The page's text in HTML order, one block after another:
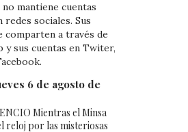
no mantiene cuentas
redes sociales. Sus
comparten a través de
y sus cuentas en Twiter,
6 de agosto de
Mientras el Minsa
reloj por las misteriosas